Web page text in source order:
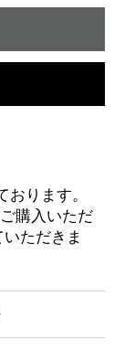
ります。
購入いただ
ただきま